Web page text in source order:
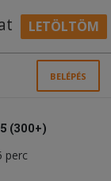
LETÖLTÖM
BELÉPÉS
(300+)
perc